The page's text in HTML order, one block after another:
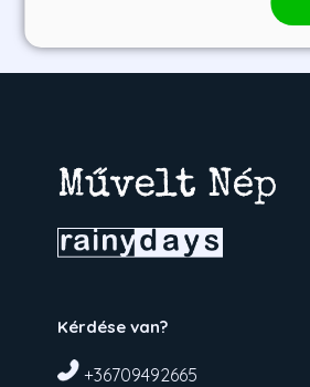
Kérdése van?
+36709492665